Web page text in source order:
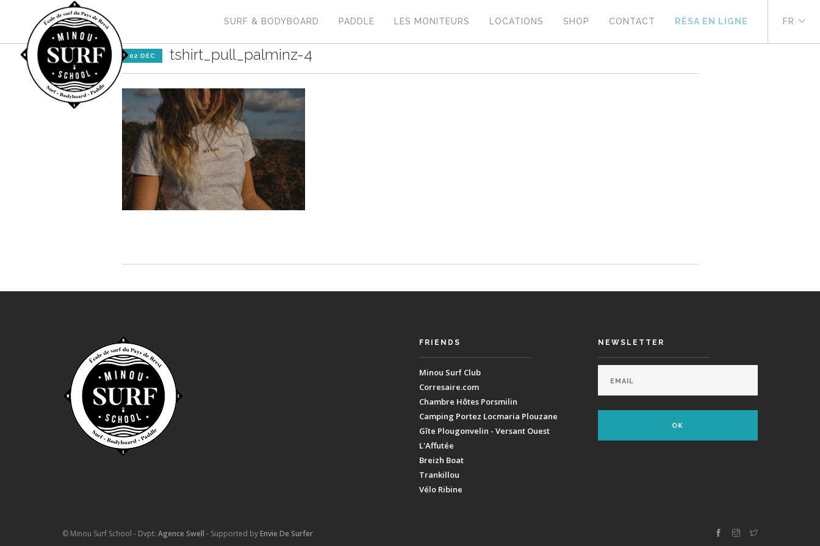
SURF & BODYBOARD PADDLE LES MONITEURS LOCATIONS SHOP CONTACT RÉSA EN LIGNE FR
02 DÉC tshirt_pull_palminz-4
FRIENDS
Minou Surf Club
Corresaire.com
Chambre Hôtes Porsmilin
Camping Portez Locmaria Plouzane
Gîte Plougonvelin - Versant Ouest
L'Affutée
Breizh Boat
Trankillou
Vélo Ribine
NEWSLETTER
© Minou Surf School - Dvpt: Agence Swell - Supported byEnvie De Surfer